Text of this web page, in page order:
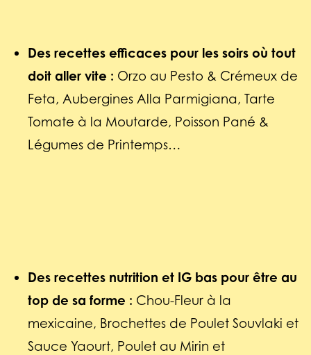
Des recettes efficaces pour les soirs où tout
doit aller vite : Orzo au Pesto & Crémeux de
Feta, Aubergines Alla Parmigiana, Tarte
Tomate à la Moutarde, Poisson Pané &
Légumes de Printemps…
Des recettes nutrition et IG bas pour être au
top de sa forme : Chou-Fleur à la
mexicaine, Brochettes de Poulet Souvlaki et
Sauce Yaourt, Poulet au Mirin et